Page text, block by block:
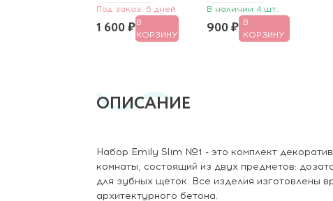
Под заказ: 6 дней
1 600 ₽В
КОРЗИНУ
В наличии 4 шт.
900 ₽ В
КОРЗИНУ
ОПИСАНИЕ
Набор Emily Slim №1 - это комплект
комнаты, состоящий из двух предметов:
для зубных щеток. Все изделия изготовлены
архитектурного бетона.